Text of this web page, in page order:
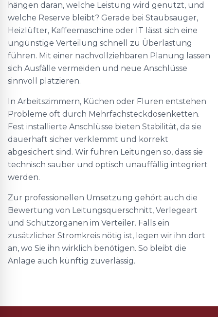
hängen daran, welche Leistung wird genutzt, und
welche Reserve bleibt? Gerade bei Staubsauger,
Heizlüfter, Kaffeemaschine oder IT lässt sich eine
ungünstige Verteilung schnell zu Überlastung
führen. Mit einer nachvollziehbaren Planung lassen
sich Ausfälle vermeiden und neue Anschlüsse
sinnvoll platzieren.
In Arbeitszimmern, Küchen oder Fluren entstehen
Probleme oft durch Mehrfachsteckdosenketten.
Fest installierte Anschlüsse bieten Stabilität, da sie
dauerhaft sicher verklemmt und korrekt
abgesichert sind. Wir führen Leitungen so, dass sie
technisch sauber und optisch unauffällig integriert
werden.
Zur professionellen Umsetzung gehört auch die
Bewertung von Leitungsquerschnitt, Verlegeart
und Schutzorganen im Verteiler. Falls ein
zusätzlicher Stromkreis nötig ist, legen wir ihn dort
an, wo Sie ihn wirklich benötigen. So bleibt die
Anlage auch künftig zuverlässig.